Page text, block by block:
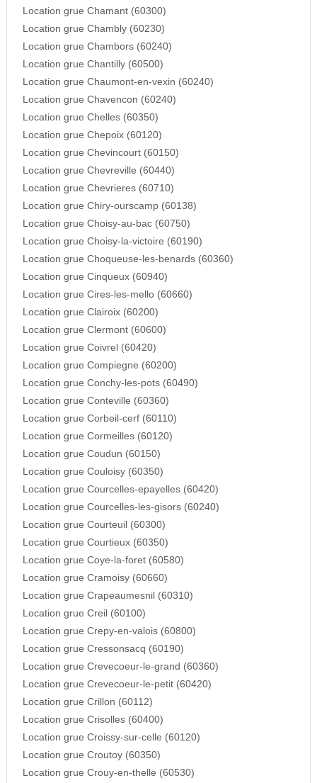
Location grue Chamant (60300)
Location grue Chambly (60230)
Location grue Chambors (60240)
Location grue Chantilly (60500)
Location grue Chaumont-en-vexin (60240)
Location grue Chavencon (60240)
Location grue Chelles (60350)
Location grue Chepoix (60120)
Location grue Chevincourt (60150)
Location grue Chevreville (60440)
Location grue Chevrieres (60710)
Location grue Chiry-ourscamp (60138)
Location grue Choisy-au-bac (60750)
Location grue Choisy-la-victoire (60190)
Location grue Choqueuse-les-benards (60360)
Location grue Cinqueux (60940)
Location grue Cires-les-mello (60660)
Location grue Clairoix (60200)
Location grue Clermont (60600)
Location grue Coivrel (60420)
Location grue Compiegne (60200)
Location grue Conchy-les-pots (60490)
Location grue Conteville (60360)
Location grue Corbeil-cerf (60110)
Location grue Cormeilles (60120)
Location grue Coudun (60150)
Location grue Couloisy (60350)
Location grue Courcelles-epayelles (60420)
Location grue Courcelles-les-gisors (60240)
Location grue Courteuil (60300)
Location grue Courtieux (60350)
Location grue Coye-la-foret (60580)
Location grue Cramoisy (60660)
Location grue Crapeaumesnil (60310)
Location grue Creil (60100)
Location grue Crepy-en-valois (60800)
Location grue Cressonsacq (60190)
Location grue Crevecoeur-le-grand (60360)
Location grue Crevecoeur-le-petit (60420)
Location grue Crillon (60112)
Location grue Crisolles (60400)
Location grue Croissy-sur-celle (60120)
Location grue Croutoy (60350)
Location grue Crouy-en-thelle (60530)